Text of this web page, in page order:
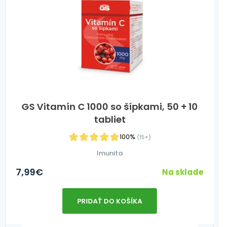
GS Vitamín C 1000 so šípkami, 50 + 10
tabliet
100% (15×)
Imunita
7,99€ Na sklade
PRIDAŤ DO KOŠÍKA